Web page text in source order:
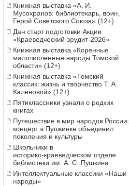
Книжная выставка «А. И.
Мусохранов: библиотекарь, воин,
Герой Советского Союза» (12+)
Дан старт подготовки Акции
«Краеведческий эрудит-2026»
Книжная выставка «Коренные
малочисленные народы Томской
области» (12+)
Книжная выставка «Томский
классик: жизнь и творчество Т. А.
Каленовой» (12+)
Пятиклассники узнали о редких
книгах
Путешествие в мир народов России:
концерт в Пушкинке объединил
поколения и культуры
Школьники в
историко‑краеведческом отделе
библиотеки им. А. С. Пушкина
Интеллектуальные классики «Наши
народы»